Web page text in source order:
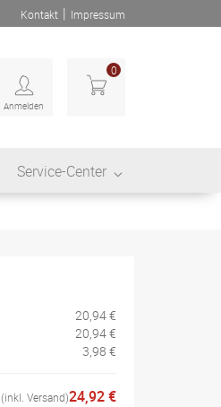
Kontakt | Impressum
Anmelden
0
Service-Center
20,94 €
20,94 €
3,98 €
24,92 €
(inkl. Versand)